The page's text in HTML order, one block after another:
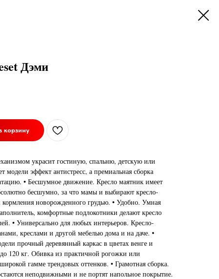
Дэми
корзину
украсит гостиную, спальню, детскую или
модели эффект антистресс, а премиальная сборка
• Бесшумное движение. Кресло маятник имеет
бесшумно, за что мамы и выбирают кресло-
кормления новорожденного грудью. • Удобно. Умная
комфортные подлокотники делают кресло
• Универсально для любых интерьеров. Кресло-
креслами и другой мебелью дома и на даче. •
прочный деревянный каркас в цветах венге и
120 кг. Обивка из практичной рогожки или
гамме трендовых оттенков. • Грамотная сборка.
неподвижными и не портят напольное покрытие.